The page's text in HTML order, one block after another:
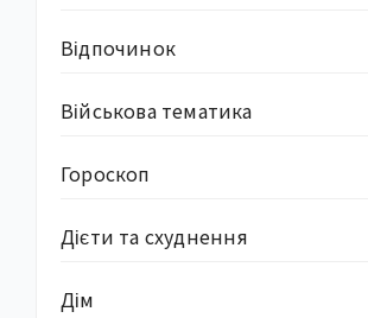
Відпочинок
Військова тематика
Гороскоп
Дієти та схуднення
Дім